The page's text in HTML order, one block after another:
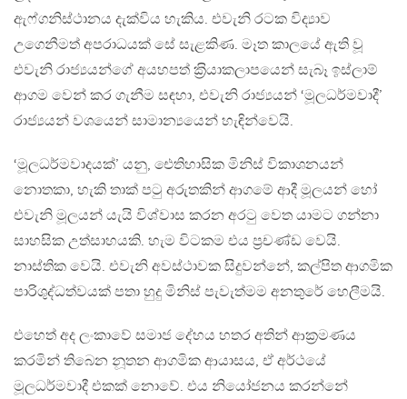
ඇෆ්ගනිස්ථානය දැක්විය හැකිය. එවැනි රටක විද්‍යාව
උගෙනීමත් අපරාධයක් සේ සැළකිණ. මෑත කාලයේ ඇති වූ
එවැනි රාජ්‍යයන්ගේ අයහපත් ක‍්‍රියාකලාපයෙන් සැබෑ ඉස්ලාම්
ආගම වෙන් කර ගැනීම සඳහා, එවැනි රාජ්‍යයන් ‘මූලධර්මවාදී’
රාජ්‍යයන් වශයෙන් සාමාන්‍යයෙන් හැඳින්වෙයි.
‘මූලධර්මවාදයක්’ යනු, ඓතිහාසික මිනිස් විකාශනයන්
නොතකා, හැකි තාක් පටු අරුතකින් ආගමේ ආදී මූලයන් හෝ
එවැනි මූලයන් යැයි විශ්වාස කරන අරටු වෙත යාමට ගන්නා
සාහසික උත්සාහයකි. හැම විටකම එය ප‍්‍රචණ්ඩ වෙයි.
නාස්තික වෙයි. එවැනි අවස්ථාවක සිදුවන්නේ, කල්පිත ආගමික
පාරිශුද්ධත්වයක් පතා හුදු මිනිස් පැවැත්මම අනතුරේ හෙලීමයි.
එහෙත් අද ලංකාවේ සමාජ දේහය හතර අතින් ආක‍්‍රමණය
කරමින් තිබෙන නූතන ආගමික ආයාසය, ඒ අර්ථයේ
මූලධර්මවාදී එකක් නොවේ. එය නියෝජනය කරන්නේ